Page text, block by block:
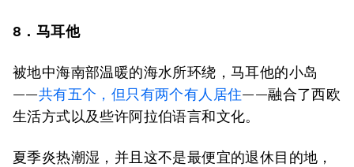
8．马耳他
被地中海南部温暖的海水所环绕，马耳他的小岛
——共有五个，但只有两个有人居住——融合了西欧
生活方式以及些许阿拉伯语言和文化。
夏季炎热潮湿，并且这不是最便宜的退休目的地，